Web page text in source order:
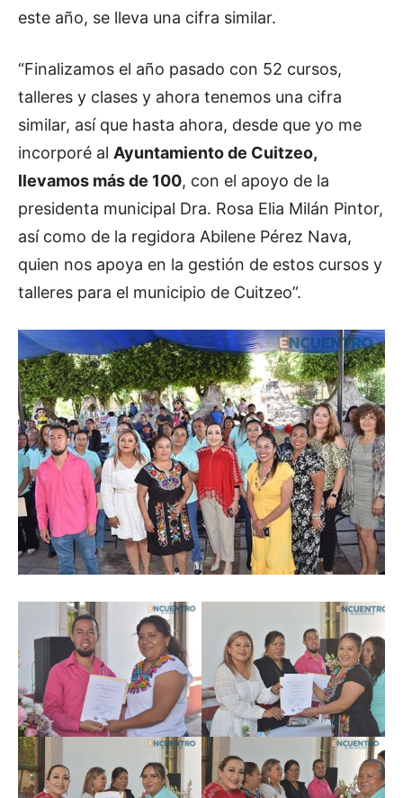
este año, se lleva una cifra similar.
“Finalizamos el año pasado con 52 cursos,
talleres y clases y ahora tenemos una cifra
similar, así que hasta ahora, desde que yo me
incorporé al Ayuntamiento de Cuitzeo,
llevamos más de 100, con el apoyo de la
presidenta municipal Dra. Rosa Elia Milán Pintor,
así como de la regidora Abilene Pérez Nava,
quien nos apoya en la gestión de estos cursos y
talleres para el municipio de Cuitzeo”.